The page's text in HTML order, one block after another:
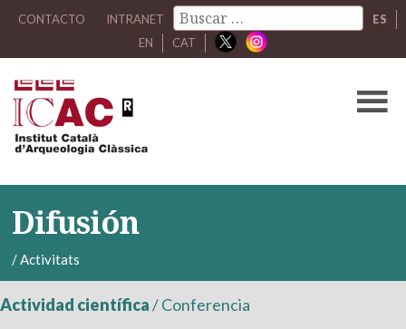
CONTACTO INTRANET
ES
EN
CAT
Difusión
/Activitats
Actividad científica/Conferencia